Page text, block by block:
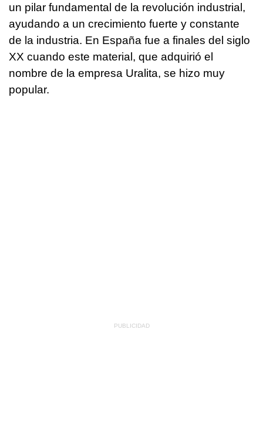
un pilar fundamental de la revolución industrial,
ayudando a un crecimiento fuerte y constante
de la industria. En España fue a finales del siglo
XX cuando este material, que adquirió el
nombre de la empresa Uralita, se hizo muy
popular.